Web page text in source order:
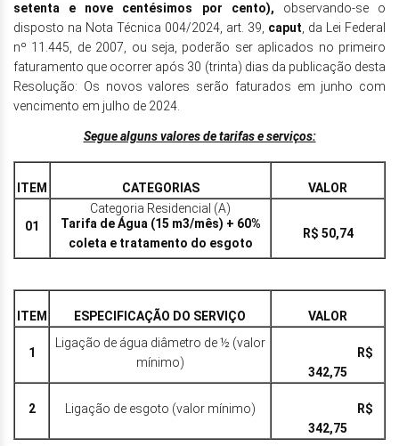
setenta e nove centésimos por cento), observando-se o
disposto na Nota Técnica 004/2024, art. 39, caput , da Lei Federal
nº 11.445, de 2007, ou seja, poderão ser aplicados no primeiro
faturamento que ocorrer após 30 (trinta) dias da publicação desta
Resolução: Os novos valores serão faturados em junho com
vencimento em julho de 2024.
Segue alguns valores de tarifas e serviços:
ITEM CATEGORIAS VALOR
01
Categoria Residencial (A)
Tarifa de Água (15 m3/mês) + 60%
coleta e tratamento do esgoto
R$ 50,74
ITEM ESPECIFICAÇÃO DO SERVIÇO VALOR
1
Ligação de água diâmetro de ½ (valor
mínimo)
R$
342,75
2 Ligação de esgoto (valor mínimo)
R$
342,75